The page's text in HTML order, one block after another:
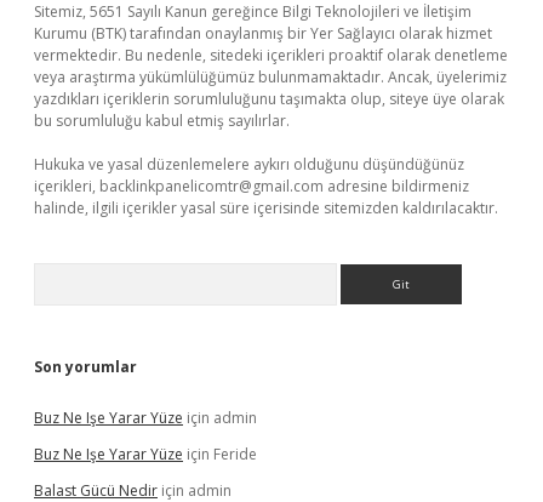
Sitemiz, 5651 Sayılı Kanun gereğince Bilgi Teknolojileri ve İletişim
Kurumu (BTK) tarafından onaylanmış bir Yer Sağlayıcı olarak hizmet
vermektedir. Bu nedenle, sitedeki içerikleri proaktif olarak denetleme
veya araştırma yükümlülüğümüz bulunmamaktadır. Ancak, üyelerimiz
yazdıkları içeriklerin sorumluluğunu taşımakta olup, siteye üye olarak
bu sorumluluğu kabul etmiş sayılırlar.
Hukuka ve yasal düzenlemelere aykırı olduğunu düşündüğünüz
içerikleri, backlinkpanelicomtr@gmail.com adresine bildirmeniz
halinde, ilgili içerikler yasal süre içerisinde sitemizden kaldırılacaktır.
Son yorumlar
Buz Ne Işe Yarar Yüze için admin
Buz Ne Işe Yarar Yüze için Feride
Balast Gücü Nedir için admin